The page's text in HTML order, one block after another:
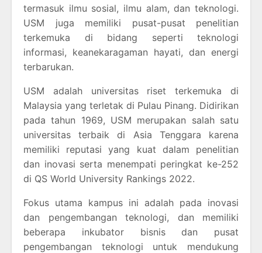
termasuk ilmu sosial, ilmu alam, dan teknologi.
USM juga memiliki pusat-pusat penelitian
terkemuka di bidang seperti teknologi
informasi, keanekaragaman hayati, dan energi
terbarukan.
USM adalah universitas riset terkemuka di
Malaysia yang terletak di Pulau Pinang. Didirikan
pada tahun 1969, USM merupakan salah satu
universitas terbaik di Asia Tenggara karena
memiliki reputasi yang kuat dalam penelitian
dan inovasi serta menempati peringkat ke-252
di QS World University Rankings 2022.
Fokus utama kampus ini adalah pada inovasi
dan pengembangan teknologi, dan memiliki
beberapa inkubator bisnis dan pusat
pengembangan teknologi untuk mendukung